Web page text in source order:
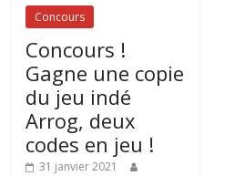
Concours
Concours !
Gagne une copie
du jeu indé
Arrog, deux
codes en jeu !
31 janvier 2021